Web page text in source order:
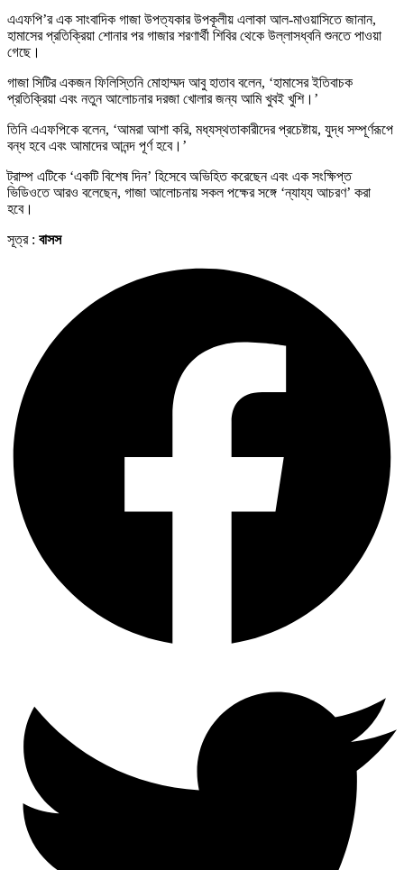
এএফপি’র এক সাংবাদিক গাজা উপত্যকার উপকূলীয় এলাকা আল-মাওয়াসিতে জানান,
হামাসের প্রতিক্রিয়া শোনার পর গাজার শরণার্থী শিবির থেকে উল্লাসধ্বনি শুনতে পাওয়া
গেছে।
গাজা সিটির একজন ফিলিস্তিনি মোহাম্মদ আবু হাতাব বলেন, ‘হামাসের ইতিবাচক
প্রতিক্রিয়া এবং নতুন আলোচনার দরজা খোলার জন্য আমি খুবই খুশি।’
তিনি এএফপিকে বলেন, ‘আমরা আশা করি, মধ্যস্থতাকারীদের প্রচেষ্টায়, যুদ্ধ সম্পূর্ণরূপে
বন্ধ হবে এবং আমাদের আনন্দ পূর্ণ হবে।’
ট্রাম্প এটিকে ‘একটি বিশেষ দিন’ হিসেবে অভিহিত করেছেন এবং এক সংক্ষিপ্ত
ভিডিওতে আরও বলেছেন, গাজা আলোচনায় সকল পক্ষের সঙ্গে ‘ন্যায্য আচরণ’ করা
হবে।
সূত্র : বাসস